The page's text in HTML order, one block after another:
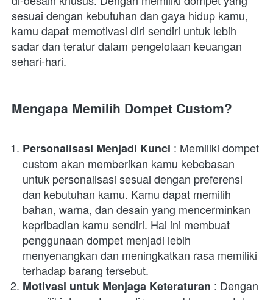
sesuai dengan kebutuhan dan gaya hidup kamu,
kamu dapat memotivasi diri sendiri untuk lebih
sadar dan teratur dalam pengelolaan keuangan
sehari-hari.
Mengapa Memilih Dompet Custom?
Personalisasi Menjadi Kunci : Memiliki dompet
custom akan memberikan kamu kebebasan
untuk personalisasi sesuai dengan preferensi
dan kebutuhan kamu. Kamu dapat memilih
bahan, warna, dan desain yang mencerminkan
kepribadian kamu sendiri. Hal ini membuat
penggunaan dompet menjadi lebih
menyenangkan dan meningkatkan rasa memiliki
terhadap barang tersebut.
Motivasi untuk Menjaga Keteraturan : Dengan